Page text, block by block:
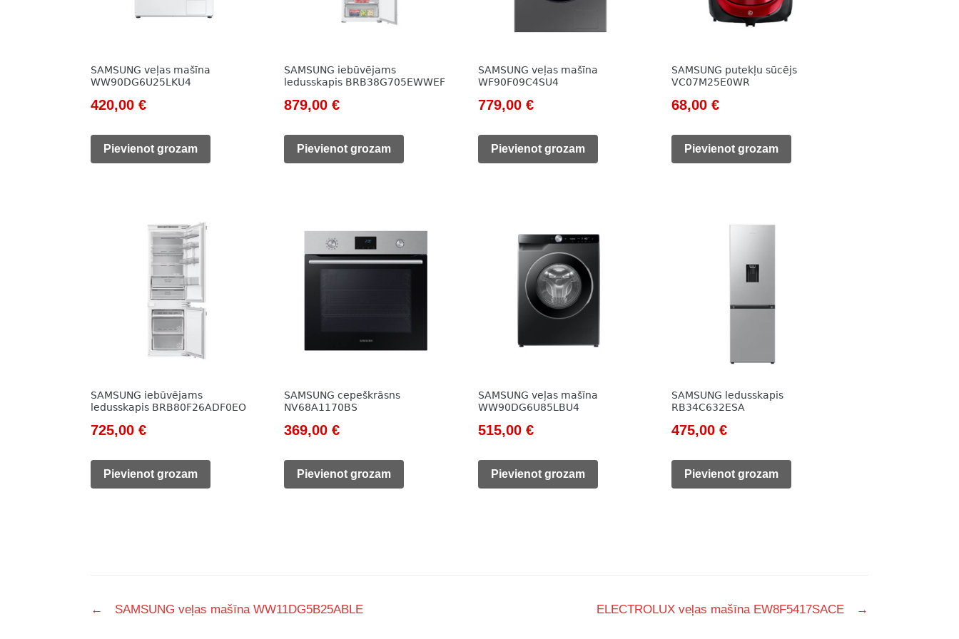
SAMSUNG veļas mašīna
WW90DG6U25LKU4
Original
was:
420,00 €Current
is:
Pievienot grozam
SAMSUNG iebūvējams
ledusskapis BRB38G705EWWEF
Original
was:
879,00€Current
is:
Pievienot grozam
SAMSUNG veļas mašīna
WF90F09C4SU4
Original
was:
779,00 €Current
is:
Pievienot grozam
SAMSUNG putekļu sūcējs
VC07M25E0WR
Original
was:
68,00€Current
is:
Pievienot grozam
SAMSUNG iebūvējams
ledusskapis BRB80F26ADF0EO
Original
was:
725,00 €Current
is:
Pievienot grozam
SAMSUNG cepeškrāsns
NV68A1170BS
Original
was:
369,00€Current
is:
Pievienot grozam
SAMSUNG veļas mašīna
WW90DG6U85LBU4
Original
was:
515,00 €Current
is:
Pievienot grozam
SAMSUNG ledusskapis
RB34C632ESA
Original
was:
475,00€Current
is:
Pievienot grozam
← SAMSUNG veļas mašīna WW11DG5B25ABLE ELECTROLUX veļas mašīna EW8F5417SACE →